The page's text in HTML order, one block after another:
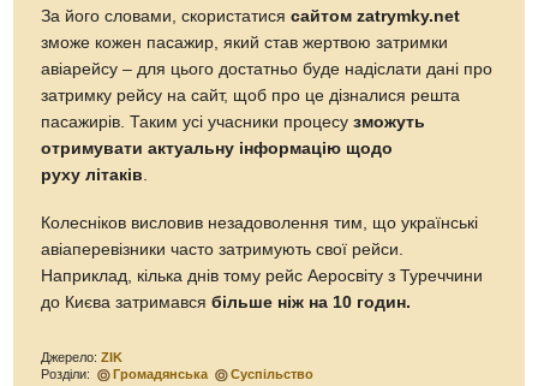
За його словами, скористатисясайтом zatrymky.net
зможе кожен пасажир, який став жертвою затримки
авіарейсу – для цього достатньо буде надіслати дані про
затримку рейсу на сайт, щоб про це дізналися решта
пасажирів. Таким усі учасники процесузможуть
отримувати актуальну інформацію щодо
руху літаків
Колесніков висловив незадоволення тим, що українські
авіаперевізники часто затримують свої рейси.
Наприклад, кілька днів тому рейс Аеросвіту з Туреччини
до Києва затримавсябільше ніж на 10 годин.
Джерело:ZIK
Розділи:
Громадянська Суспільство